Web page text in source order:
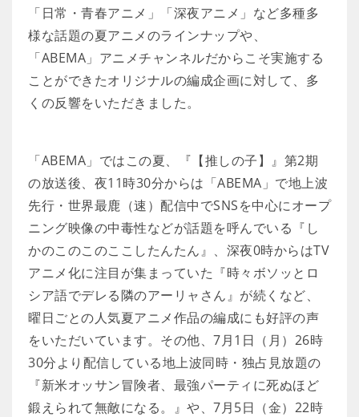
「日常・青春アニメ」「深夜アニメ」など多種多
様な話題の夏アニメのラインナップや、
「ABEMA」アニメチャンネルだからこそ実施する
ことができたオリジナルの編成企画に対して、多
くの反響をいただきました。
「ABEMA」ではこの夏、『【推しの子】』第2期
の放送後、夜11時30分からは「ABEMA」で地上波
先行・世界最鹿（速）配信中でSNSを中心にオープ
ニング映像の中毒性などが話題を呼んでいる『し
かのこのこのここしたんたん』、深夜0時からはTV
アニメ化に注目が集まっていた『時々ボソッとロ
シア語でデレる隣のアーリャさん』が続くなど、
曜日ごとの人気夏アニメ作品の編成にも好評の声
をいただいています。その他、7月1日（月）26時
30分より配信している地上波同時・独占見放題の
『新米オッサン冒険者、最強パーティに死ぬほど
鍛えられて無敵になる。』や、7月5日（金）22時